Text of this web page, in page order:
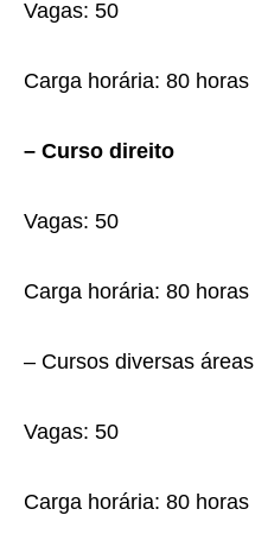
Vagas: 50
Carga horária: 80 horas
– Curso direito
Vagas: 50
Carga horária: 80 horas
– Cursos diversas áreas
Vagas: 50
Carga horária: 80 horas